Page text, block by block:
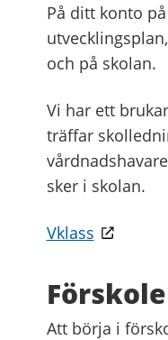
På ditt konto
och på skolan.
Vi har ett
träffar
sker i skolan.
Vklass
Att börja i